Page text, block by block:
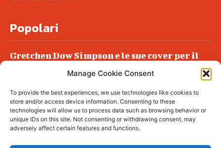
Manage Cookie Consent
To provide the best experiences, we use technologies like cookies to
store and/or access device information. Consenting to these
technologies will allow us to process data such as browsing behavior or
unique IDs on this site. Not consenting or withdrawing consent, may
adversely affect certain features and functions.
Popolari
Gretchen Dow Simpson e le sue cover per il
Podlech, il Cile lo ha condannato
all’ergastolo
Era ubriaca…